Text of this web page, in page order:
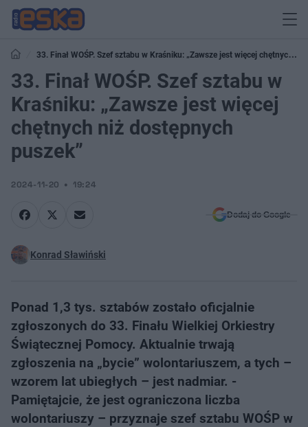
33. Finał WOŚP. Szef sztabu w Kraśniku: „Zawsze jest więcej chętnych
niż dostępnych puszek”
33. Finał WOŚP. Szef sztabu w
Kraśniku: „Zawsze jest więcej
chętnych niż dostępnych
puszek”
2024-11-20 19:24
Dodaj do Google
Konrad Sławiński
Ponad 1,3 tys. sztabów zostało oficjalnie
zgłoszonych do 33. Finału Wielkiej Orkiestry
Świątecznej Pomocy. Aktualnie trwają
zgłoszenia na „bycie” wolontariuszem, a tych –
wzorem lat ubiegłych – jest nadmiar. -
Pamiętajcie, że jest ograniczona liczba
wolontariuszy – przyznaje szef sztabu WOŚP w